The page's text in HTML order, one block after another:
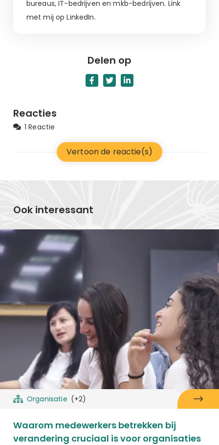
bureaus, IT-bedrijven en mkb-bedrijven. Link
met mij op LinkedIn.
Delen op
Reacties
1 Reactie
Vertoon de reactie(s)
Ook interessant
Organisatie (+2)
Waarom medewerkers betrekken bij
verandering cruciaal is voor organisaties